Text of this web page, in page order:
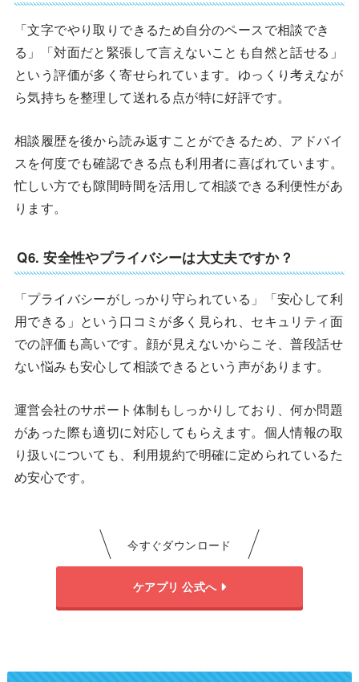
「文字でやり取りできるため自分のペースで相談でき
る」「対面だと緊張して言えないことも自然と話せる」
という評価が多く寄せられています。ゆっくり考えなが
ら気持ちを整理して送れる点が特に好評です。
相談履歴を後から読み返すことができるため、アドバイ
スを何度でも確認できる点も利用者に喜ばれています。
忙しい方でも隙間時間を活用して相談できる利便性があ
ります。
Q6. 安全性やプライバシーは大丈夫ですか？
「プライバシーがしっかり守られている」「安心して利
用できる」という口コミが多く見られ、セキュリティ面
での評価も高いです。顔が見えないからこそ、普段話せ
ない悩みも安心して相談できるという声があります。
運営会社のサポート体制もしっかりしており、何か問題
があった際も適切に対応してもらえます。個人情報の取
り扱いについても、利用規約で明確に定められているた
め安心です。
今すぐダウンロード
ケアプリ 公式へ